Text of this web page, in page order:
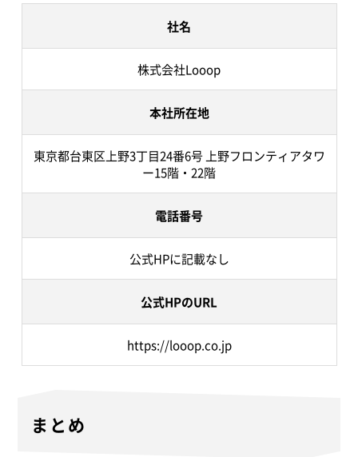
社名
株式会社Looop
本社所在地
東京都台東区上野3丁目24番6号 上野フロンティアタワ
ー15階・22階
電話番号
公式HPに記載なし
公式HPのURL
https://looop.co.jp
まとめ